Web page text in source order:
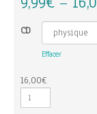
CD
Effacer
16,00€
quantité
de